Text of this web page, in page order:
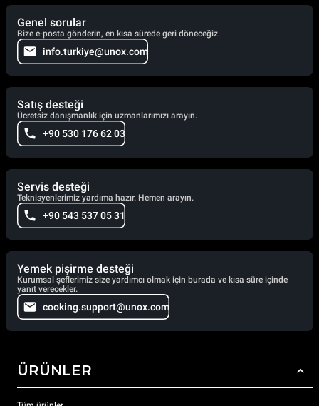
Genel sorular
Bize e-posta gönderin, en kısa sürede geri döneceğiz.
info.turkiye@unox.com
Satış desteği
Ücretsiz danışmanlık için uzmanlarımızı arayın.
+90 530 176 62 03
Servis desteği
Teknisyenlerimiz yardıma hazır. Hemen arayın.
+90 543 537 05 31
Yemek pişirme desteği
Kurumsal şeflerimiz size yardımcı olmak için burada ve kısa süre içinde
yanıt verecekler.
cooking.support@unox.com
ÜRÜNLER